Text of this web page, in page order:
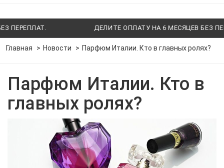
ДЕЛИТЕ ОПЛАТУ НА 6 МЕСЯЦЕВ БЕЗ
Главная Новости Парфюм Италии. Кто в главных ролях?
Парфюм Италии. Кто в
главных ролях?